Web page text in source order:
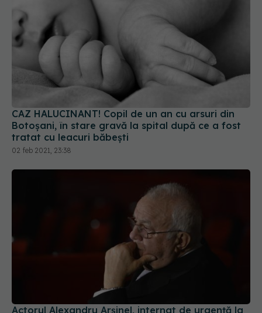
CAZ HALUCINANT! Copil de un an cu arsuri din
Botoșani, în stare gravă la spital după ce a fost
tratat cu leacuri băbești
02 feb 2021, 23:38
Actorul Alexandru Arșinel, internat de urgență la